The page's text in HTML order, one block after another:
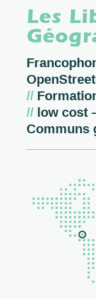
Les
//
//low cost
Communs